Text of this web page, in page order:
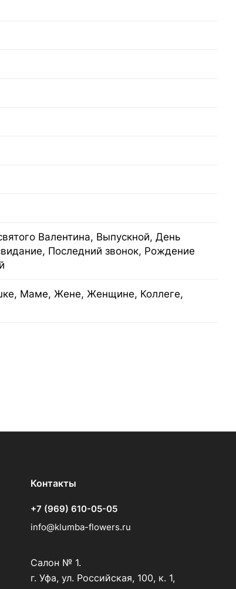
Валентина, Выпускной, День
Последний звонок, Рождение
Маме, Жене, Женщине, Коллеге,
Контакты
+7 (969) 610-05-05
info@klumba-flowers.ru
Салон № 1.
г. Уфа, ул. Российская, 100, к. 1,